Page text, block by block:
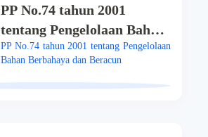
PP No.74 tahun 2001
tentang Pengelolaan Bahan
Berbahaya dan Beracun
PP No.74 tahun 2001 tentang Pengelolaan
Bahan Berbahaya dan Beracun